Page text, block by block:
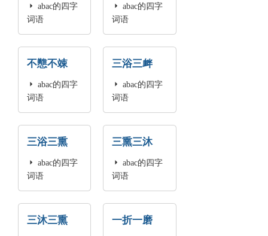

abac的四字
词语

abac的四字
词语
不戁不竦

abac的四字
词语
三浴三衅

abac的四字
词语
三浴三熏

abac的四字
词语
三熏三沐

abac的四字
词语
三沐三熏 一折一磨